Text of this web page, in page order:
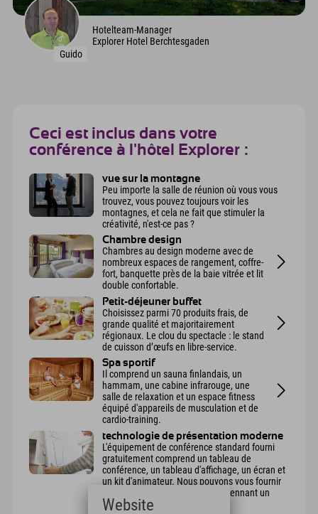
Guido
Hotelteam-Manager
Explorer Hotel Berchtesgaden
Ceci est inclus dans votre
conférence à l'hôtel Explorer :
vue sur la montagne
Peu importe la salle de réunion où vous vous
trouvez, vous pouvez toujours voir les
montagnes, et cela ne fait que stimuler la
créativité, n'est-ce pas ?
Chambre design
Chambres au design moderne avec de
nombreux espaces de rangement, coffre-
fort, banquette près de la baie vitrée et lit
double confortable.
Petit-déjeuner buffet
Choisissez parmi 70 produits frais, de
grande qualité et majoritairement
régionaux. Le clou du spectacle : le stand
de cuisson d’œufs en libre-service.
Spa sportif
Il comprend un sauna finlandais, un
hammam, une cabine infrarouge, une
salle de relaxation et un espace fitness
équipé d'appareils de musculation et de
cardio-training.
technologie de présentation moderne
L'équipement de conférence standard fourni
gratuitement comprend un tableau de
conférence, un tableau d'affichage, un écran et
un kit d'animateur. Nous pouvons vous fournir
du matériel supplémentaire moyennant un
supplément.
Website